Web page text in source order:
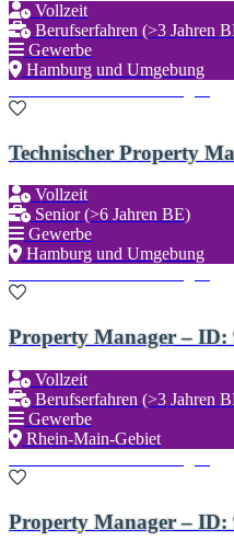
Vollzeit
Berufserfahren (>3 Jahren
Gewerbe
Hamburg und Umgebung
Technischer Property
Vollzeit
Senior (>6 Jahren BE)
Gewerbe
Hamburg und Umgebung
Property Manager – ID:
Vollzeit
Berufserfahren (>3 Jahren
Gewerbe
Rhein-Main-Gebiet
Property Manager – ID: